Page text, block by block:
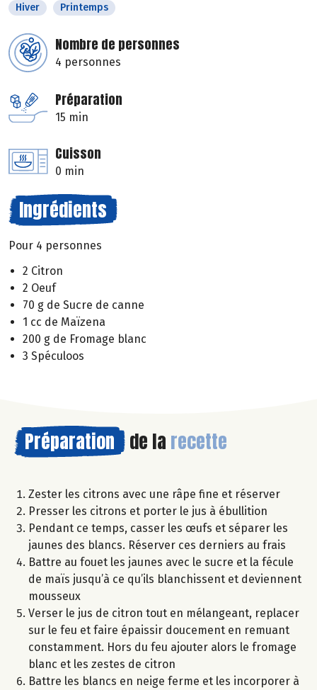
Hiver
Printemps
Nombre de personnes
4 personnes
Préparation
15 min
Cuisson
0 min
Ingrédients
Pour 4 personnes
2 Citron
2 Oeuf
70 g de Sucre de canne
1 cc de Maïzena
200 g de Fromage blanc
3 Spéculoos
Préparation de la recette
Zester les citrons avec une râpe fine et réserver
Presser les citrons et porter le jus à ébullition
Pendant ce temps, casser les œufs et séparer les
jaunes des blancs. Réserver ces derniers au frais
Battre au fouet les jaunes avec le sucre et la fécule
de maïs jusqu’à ce qu’ils blanchissent et deviennent
mousseux
Verser le jus de citron tout en mélangeant, replacer
sur le feu et faire épaissir doucement en remuant
constamment. Hors du feu ajouter alors le fromage
blanc et les zestes de citron
Battre les blancs en neige ferme et les incorporer à